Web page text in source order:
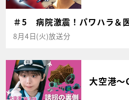
＃5 病院激震！パワハラ＆
8月4日(火)放送分
大空港～